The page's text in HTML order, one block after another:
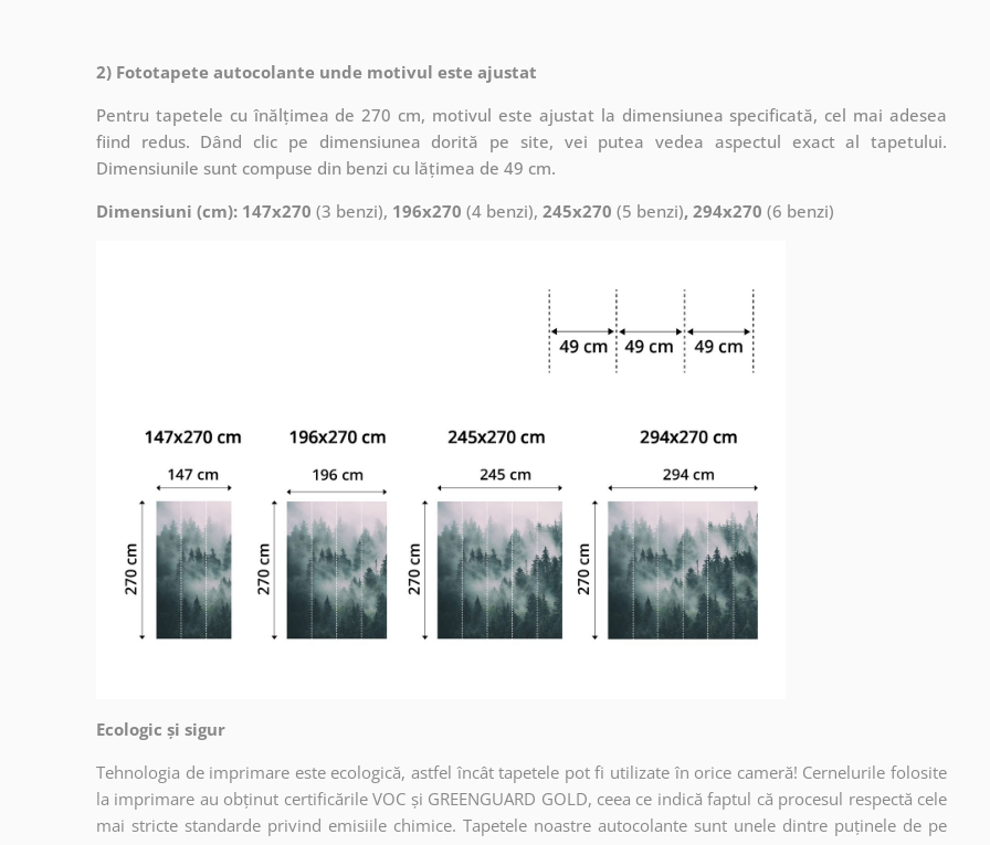
2) Fototapete autocolante unde motivul este ajustat
Pentru tapetele cu înălțimea de 270 cm, motivul este ajustat la dimensiunea specificată, cel mai adesea
fiind redus. Dând clic pe dimensiunea dorită pe site, vei putea vedea aspectul exact al tapetului.
Dimensiunile sunt compuse din benzi cu lățimea de 49 cm.
Dimensiuni (cm): 147x270 (3 benzi), 196x270 (4 benzi), 245x270 (5 benzi), 294x270 (6 benzi)
Ecologic și sigur
Tehnologia de imprimare este ecologică, astfel încât tapetele pot fi utilizate în orice cameră! Cernelurile folosite
la imprimare au obținut certificările VOC și GREENGUARD GOLD, ceea ce indică faptul că procesul respectă cele
mai stricte standarde privind emisiile chimice. Tapetele noastre autocolante sunt unele dintre puținele de pe